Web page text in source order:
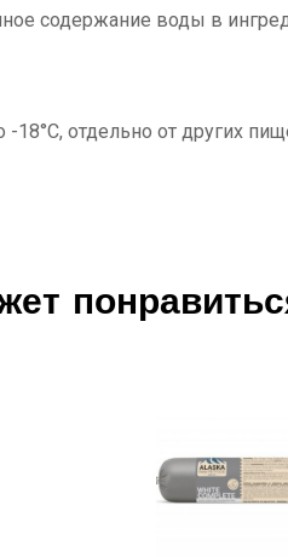
содержание воды в
-18°C, отдельно от других